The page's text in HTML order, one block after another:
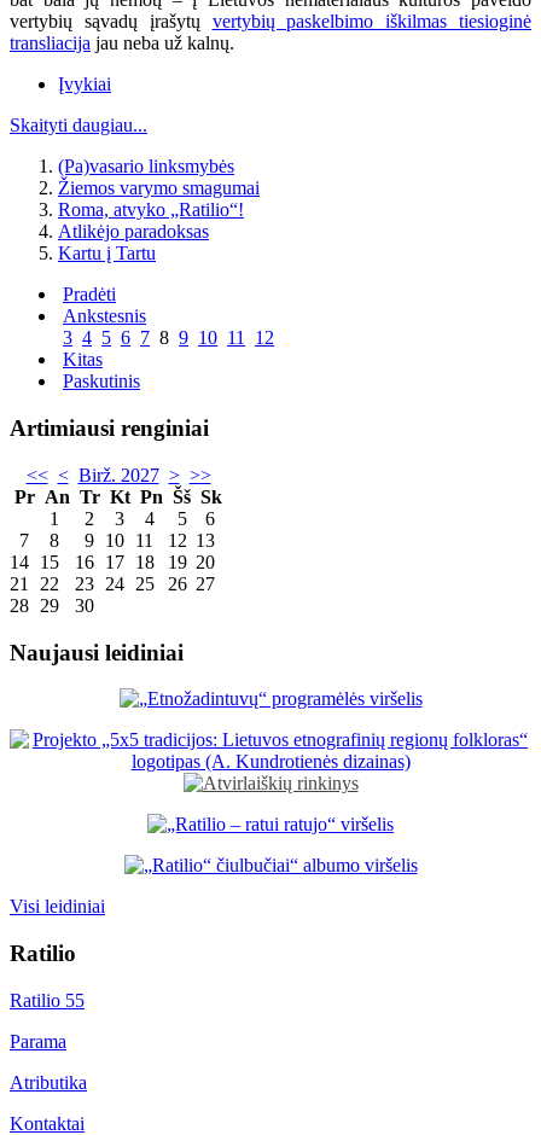
vertybių sąvadų įrašytų vertybių paskelbimo iškilmas tiesioginė
transliacija jau neba už kalnų.
Įvykiai
Skaityti daugiau...
(Pa)vasario linksmybės
Žiemos varymo smagumai
Roma, atvyko „Ratilio“!
Atlikėjo paradoksas
Kartu į Tartu
Pradėti
Ankstesnis
3 4 5 6 7 8 9 10 11 12
Kitas
Paskutinis
Artimiausi renginiai
<< < Birž. 2027 > >>
Pr An Tr Kt Pn Šš Sk
1
2 3 4 5
6
7
8 9 10 11 12 13
14 15 16 17 18 19 20
21
22 23 24 25 26 27
28 29 30
Naujausi leidiniai
Visi leidiniai
Ratilio
Ratilio 55
Parama
Atributika
Kontaktai